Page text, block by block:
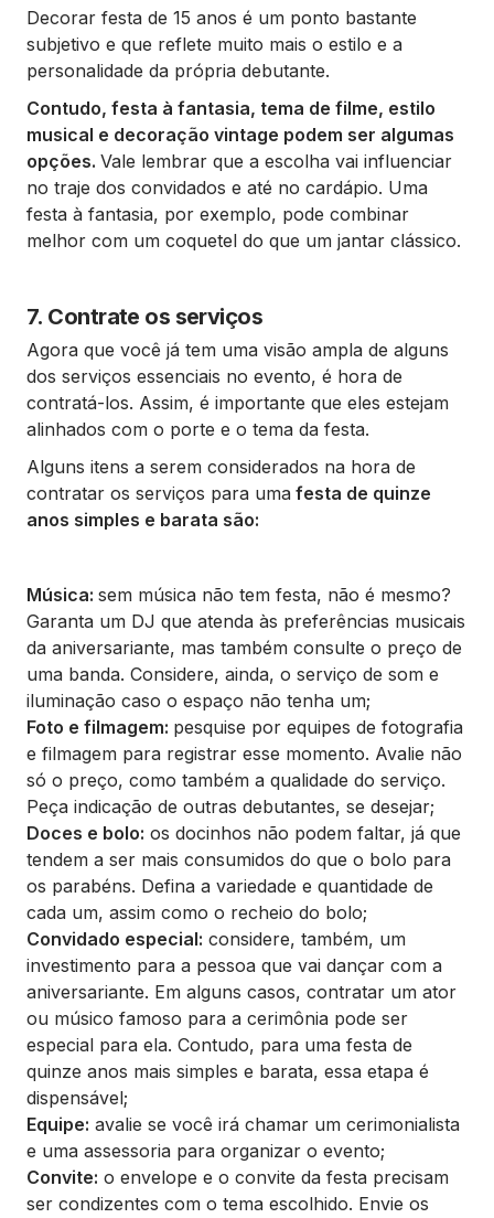
Decorar festa de 15 anos é um ponto bastante
subjetivo e que reflete muito mais o estilo e a
personalidade da própria debutante.
Contudo, festa à fantasia, tema de filme, estilo
musical e decoração vintage podem ser algumas
opções. Vale lembrar que a escolha vai influenciar
no traje dos convidados e até no cardápio. Uma
festa à fantasia, por exemplo, pode combinar
melhor com um coquetel do que um jantar clássico.
7. Contrate os serviços
Agora que você já tem uma visão ampla de alguns
dos serviços essenciais no evento, é hora de
contratá-los. Assim, é importante que eles estejam
alinhados com o porte e o tema da festa.
Alguns itens a serem considerados na hora de
contratar os serviços para uma festa de quinze
anos simples e barata são:
Música: sem música não tem festa, não é mesmo?
Garanta um DJ que atenda às preferências musicais
da aniversariante, mas também consulte o preço de
uma banda. Considere, ainda, o serviço de som e
iluminação caso o espaço não tenha um;
Foto e filmagem: pesquise por equipes de fotografia
e filmagem para registrar esse momento. Avalie não
só o preço, como também a qualidade do serviço.
Peça indicação de outras debutantes, se desejar;
Doces e bolo: os docinhos não podem faltar, já que
tendem a ser mais consumidos do que o bolo para
os parabéns. Defina a variedade e quantidade de
cada um, assim como o recheio do bolo;
Convidado especial: considere, também, um
investimento para a pessoa que vai dançar com a
aniversariante. Em alguns casos, contratar um ator
ou músico famoso para a cerimônia pode ser
especial para ela. Contudo, para uma festa de
quinze anos mais simples e barata, essa etapa é
dispensável;
Equipe: avalie se você irá chamar um cerimonialista
e uma assessoria para organizar o evento;
Convite: o envelope e o convite da festa precisam
ser condizentes com o tema escolhido. Envie os